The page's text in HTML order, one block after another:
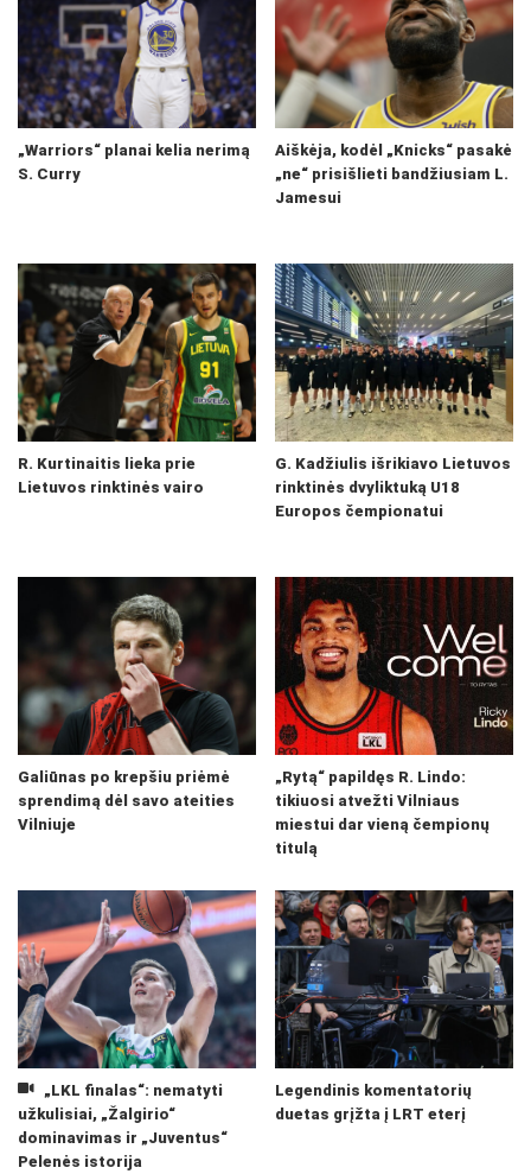
„Warriors“ planai kelia nerimą
S. Curry
Aiškėja, kodėl „Knicks“ pasakė
„ne“ prisišlieti bandžiusiam L.
Jamesui
R. Kurtinaitis lieka prie
Lietuvos rinktinės vairo
G. Kadžiulis išrikiavo Lietuvos
rinktinės dvyliktuką U18
Europos čempionatui
Galiūnas po krepšiu priėmė
sprendimą dėl savo ateities
Vilniuje
„Rytą“ papildęs R. Lindo:
tikiuosi atvežti Vilniaus
miestui dar vieną čempionų
titulą
„LKL finalas“: nematyti
užkulisiai, „Žalgirio“
dominavimas ir „Juventus“
Pelenės istorija
Legendinis komentatorių
duetas grįžta į LRT eterį